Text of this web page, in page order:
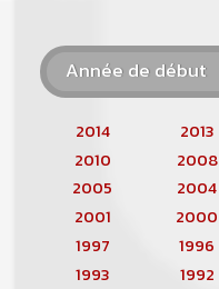
Année de début
2014 2013
2010
2008
2005
2004
2001
2000
1997
1996
1993
1992